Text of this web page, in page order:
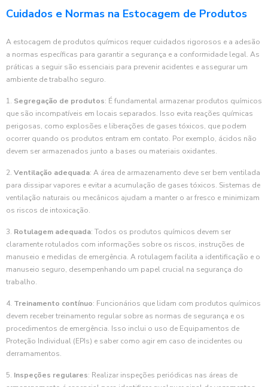
Cuidados e Normas na Estocagem de Produtos
A estocagem de produtos químicos requer cuidados rigorosos e a adesão
a normas específicas para garantir a segurança e a conformidade legal. As
práticas a seguir são essenciais para prevenir acidentes e assegurar um
ambiente de trabalho seguro.
1. Segregação de produtos: É fundamental armazenar produtos químicos
que são incompatíveis em locais separados. Isso evita reações químicas
perigosas, como explosões e liberações de gases tóxicos, que podem
ocorrer quando os produtos entram em contato. Por exemplo, ácidos não
devem ser armazenados junto a bases ou materiais oxidantes.
2. Ventilação adequada: A área de armazenamento deve ser bem ventilada
para dissipar vapores e evitar a acumulação de gases tóxicos. Sistemas de
ventilação naturais ou mecânicos ajudam a manter o ar fresco e minimizam
os riscos de intoxicação.
3. Rotulagem adequada: Todos os produtos químicos devem ser
claramente rotulados com informações sobre os riscos, instruções de
manuseio e medidas de emergência. A rotulagem facilita a identificação e o
manuseio seguro, desempenhando um papel crucial na segurança do
trabalho.
4. Treinamento contínuo: Funcionários que lidam com produtos químicos
devem receber treinamento regular sobre as normas de segurança e os
procedimentos de emergência. Isso inclui o uso de Equipamentos de
Proteção Individual (EPIs) e saber como agir em caso de incidentes ou
derramamentos.
5. Inspeções regulares: Realizar inspeções periódicas nas áreas de